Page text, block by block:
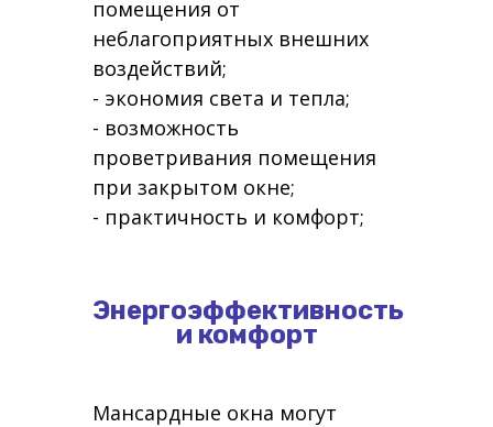
помещения от
неблагоприятных внешних
воздействий;
- экономия света и тепла;
- возможность
проветривания помещения
при закрытом окне;
- практичность и комфорт;
Энергоэффективность
и комфорт
Мансардные окна могут